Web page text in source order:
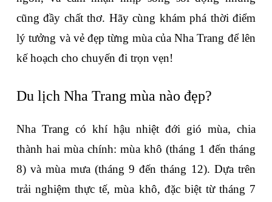
cũng đầy chất thơ. Hãy cùng khám phá thời điểm
lý tưởng và vẻ đẹp từng mùa của Nha Trang để lên
kế hoạch cho chuyến đi trọn vẹn!
Du lịch Nha Trang mùa nào đẹp?
Nha Trang có khí hậu nhiệt đới gió mùa, chia
thành hai mùa chính: mùa khô (tháng 1 đến tháng
8) và mùa mưa (tháng 9 đến tháng 12). Dựa trên
trải nghiệm thực tế, mùa khô, đặc biệt từ tháng 7